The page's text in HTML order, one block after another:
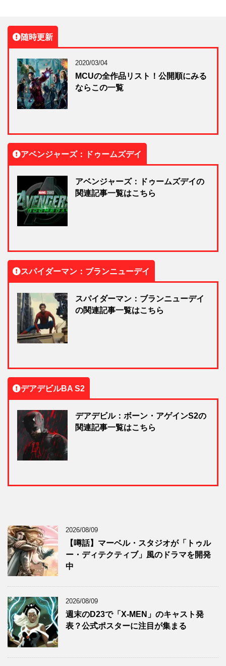
随時更新
2020/03/04
MCUの全作品リスト！公開順にみる
ならこの一覧
アベンジャーズ：ドゥームズデイ
アベンジャーズ：ドゥームズデイの
関連記事一覧はこちら
スパイダーマン：ブランニューデイ
スパイダーマン：ブランニューデイ
の関連記事一覧はこちら
デアデビルBA S2
デアデビル：ボーン・アゲインS2の
関連記事一覧はこちら
2026/08/09
【噂話】マーベル・スタジオが「トゥル
ー・ディテクティブ」風のドラマを開発
中
2026/08/09
週末のD23で「X-MEN」のキャスト発
表？公式ポスターに注目が集まる